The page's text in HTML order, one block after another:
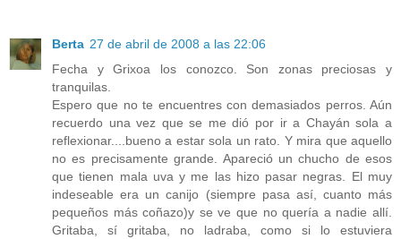
Berta 27 de abril de 2008 a las 22:06
Fecha y Grixoa los conozco. Son zonas preciosas y
tranquilas.
Espero que no te encuentres con demasiados perros. Aún
recuerdo una vez que se me dió por ir a Chayán sola a
reflexionar....bueno a estar sola un rato. Y mira que aquello
no es precisamente grande. Apareció un chucho de esos
que tienen mala uva y me las hizo pasar negras. El muy
indeseable era un canijo (siempre pasa así, cuanto más
pequeños más coñazo)y se ve que no quería a nadie allí.
Gritaba, sí gritaba, no ladraba, como si lo estuviera